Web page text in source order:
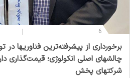
6
‌برخورداری از پیشرفته‌ترین فناوریها در
چالشهای اصلی انکولوژی؛ قیمت‌گذاری
شرکتهای پخش